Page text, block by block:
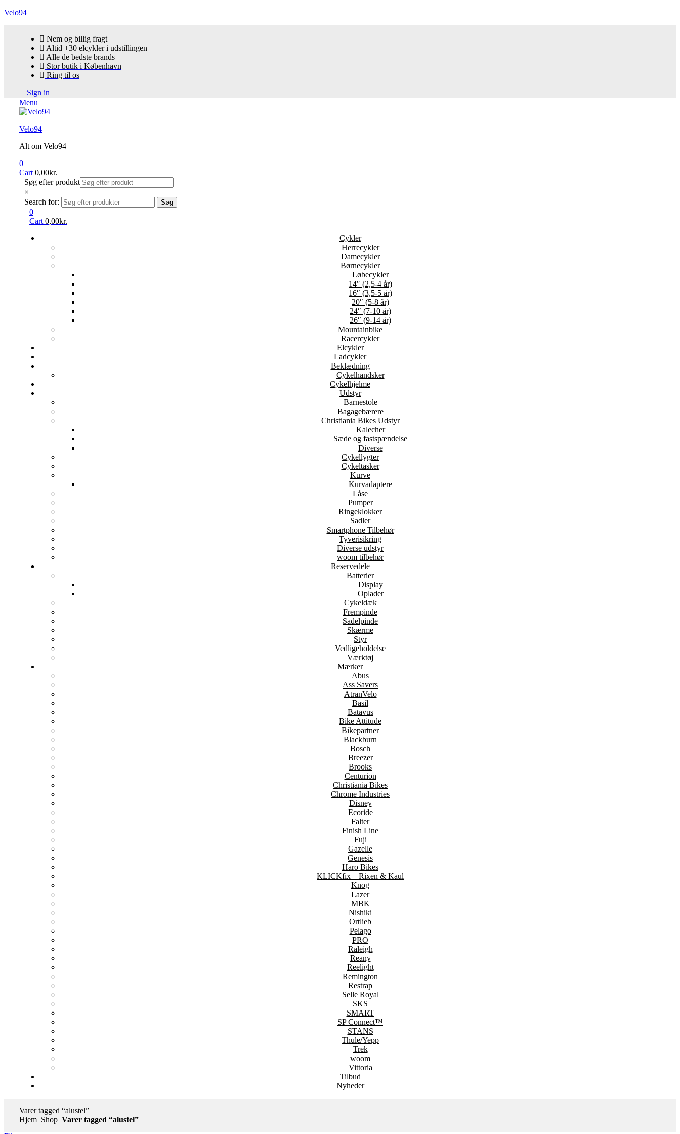
Velo94
Nem og billig fragt
Altid +30 elcykler i udstillingen
Alle de bedste brands
Stor butik i København
Ring til os
Sign in
Menu
Velo94
Alt om Velo94
0
Cart 0,00kr.
Søg efter produkt
×
Search for:
Søg
0
Cart 0,00kr.
Cykler
Herrecykler
Damecykler
Børnecykler
Løbecykler
14″ (2,5-4 år)
16″ (3,5-5 år)
20″ (5-8 år)
24″ (7-10 år)
26″ (9-14 år)
Mountainbike
Racercykler
Elcykler
Ladcykler
Beklædning
Cykelhandsker
Cykelhjelme
Udstyr
Barnestole
Bagagebærere
Christiania Bikes Udstyr
Kalecher
Sæde og fastspændelse
Diverse
Cykellygter
Cykeltasker
Kurve
Kurvadaptere
Låse
Pumper
Ringeklokker
Sadler
Smartphone Tilbehør
Tyverisikring
Diverse udstyr
woom tilbehør
Reservedele
Batterier
Display
Oplader
Cykeldæk
Frempinde
Sadelpinde
Skærme
Styr
Vedligeholdelse
Værktøj
Mærker
Abus
Ass Savers
AtranVelo
Basil
Batavus
Bike Attitude
Bikepartner
Blackburn
Bosch
Breezer
Brooks
Centurion
Christiania Bikes
Chrome Industries
Disney
Ecoride
Falter
Finish Line
Fuji
Gazelle
Genesis
Haro Bikes
KLICKfix – Rixen & Kaul
Knog
Lazer
MBK
Nishiki
Ortlieb
Pelago
PRO
Raleigh
Reany
Reelight
Remington
Restrap
Selle Royal
SKS
SMART
SP Connect™
STANS
Thule/Yepp
Trek
woom
Vittoria
Tilbud
Nyheder
Varer tagged “alustel”
Hjem Shop Varer tagged “alustel”